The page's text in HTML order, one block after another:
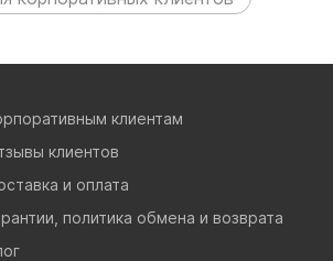
клиентам
клиентов
и оплата
политика обмена и возврата